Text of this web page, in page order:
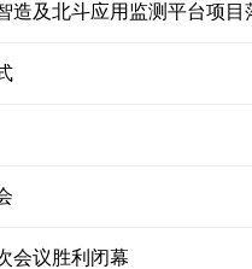
造及北斗应用监测平台项目
会议胜利闭幕